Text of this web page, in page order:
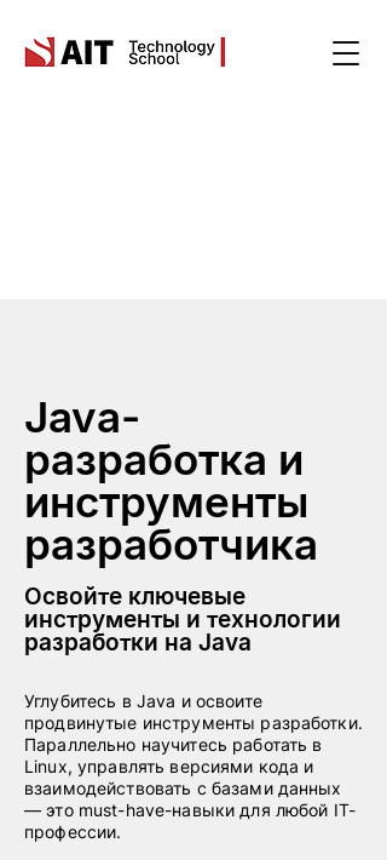
Java-
разработка и
инструменты
разработчика
Освойте ключевые
инструменты и технологии
разработки на Java
Углубитесь в Java и освоите
продвинутые инструменты разработки.
Параллельно научитесь работать в
Linux, управлять версиями кода и
взаимодействовать с базами данных
— это must-have-навыки для любой IT-
профессии.